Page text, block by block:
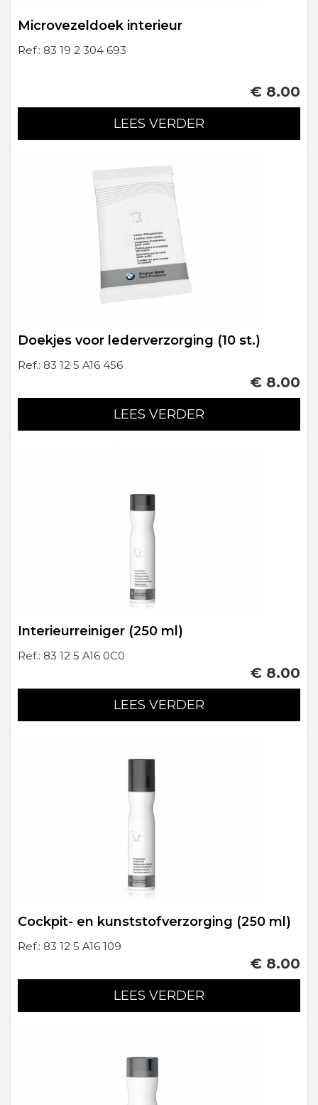
Microvezeldoek interieur
Ref.: 83 19 2 304 693
€ 8.00
LEES VERDER
Doekjes voor lederverzorging (10 st.)
Ref.: 83 12 5 A16 456
€ 8.00
LEES VERDER
Interieurreiniger (250 ml)
Ref.: 83 12 5 A16 0C0
€ 8.00
LEES VERDER
Cockpit- en kunststofverzorging (250 ml)
Ref.: 83 12 5 A16 109
€ 8.00
LEES VERDER